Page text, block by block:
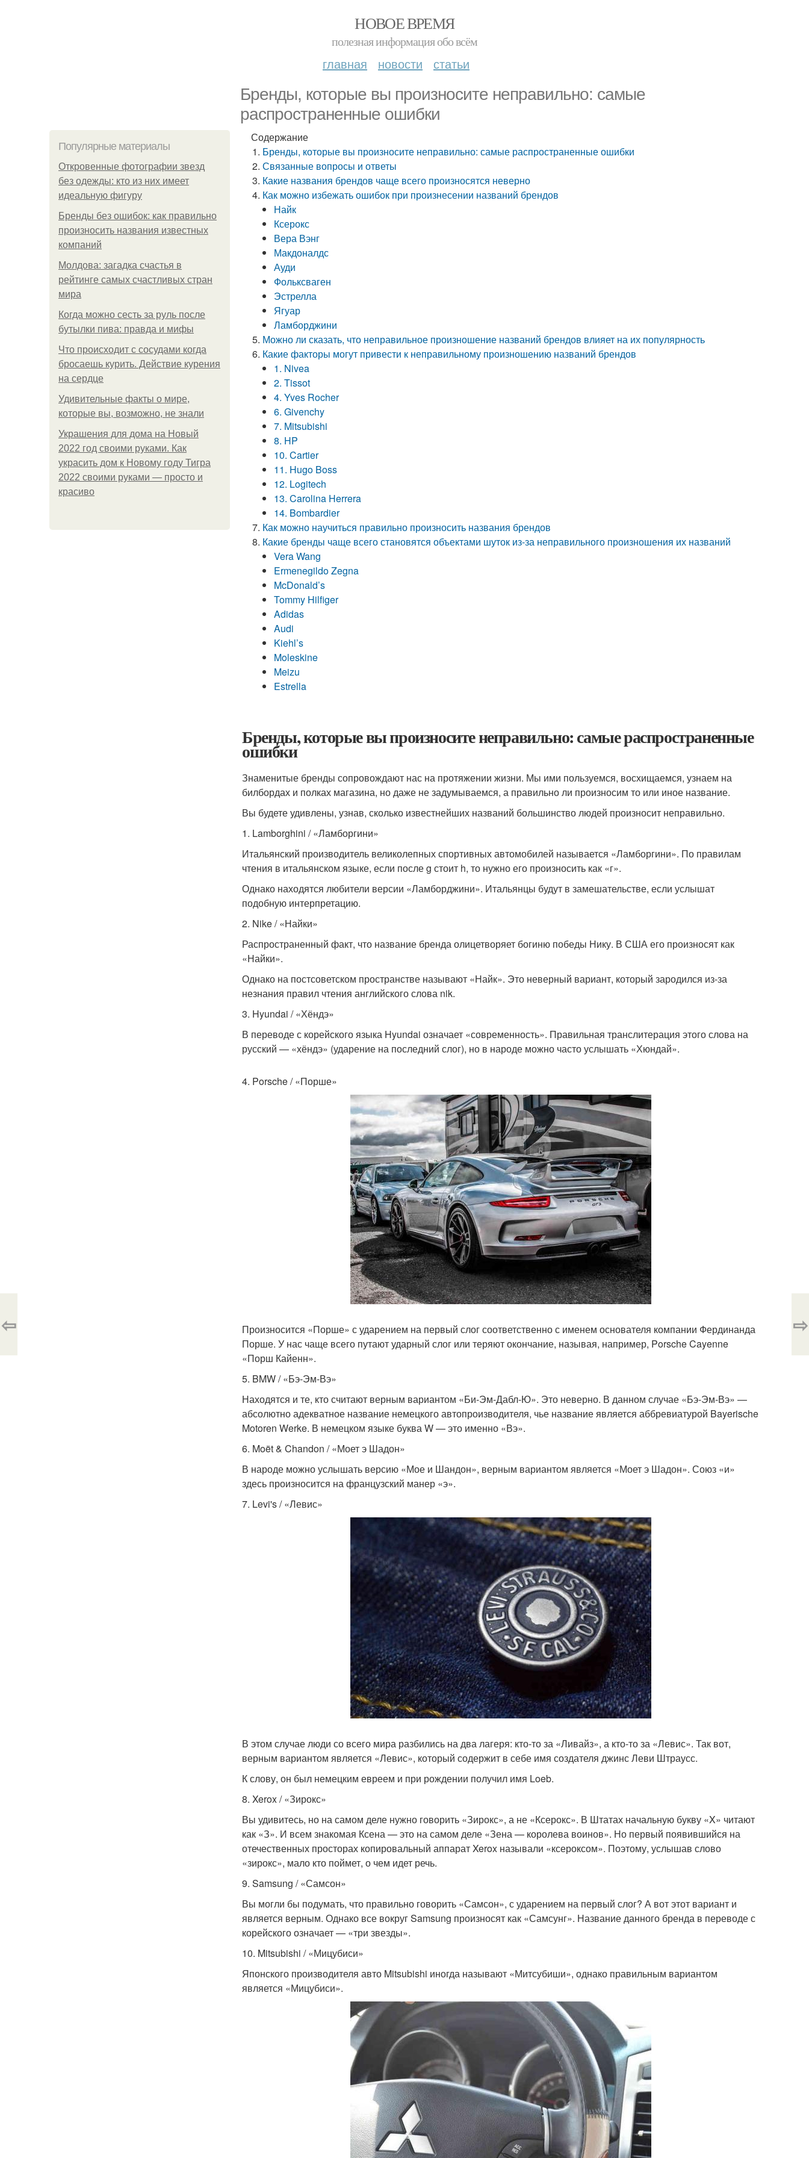
НОВОЕ ВРЕМЯ
полезная информация обо всём
главная новости статьи
Бренды, которые вы произносите неправильно: самые
распространенные ошибки
Популярные материалы
Откровенные фотографии звезд
без одежды: кто из них имеет
идеальную фигуру
Бренды без ошибок: как правильно
произносить названия известных
компаний
Молдова: загадка счастья в
рейтинге самых счастливых стран
мира
Когда можно сесть за руль после
бутылки пива: правда и мифы
Что происходит с сосудами когда
бросаешь курить. Действие курения
на сердце
Удивительные факты о мире,
которые вы, возможно, не знали
Украшения для дома на Новый
2022 год своими руками. Как
украсить дом к Новому году Тигра
2022 своими руками — просто и
красиво
Содержание
Бренды, которые вы произносите неправильно: самые распространенные ошибки
Связанные вопросы и ответы
Какие названия брендов чаще всего произносятся неверно
Как можно избежать ошибок при произнесении названий брендов
Найк
Ксерокс
Вера Вэнг
Макдоналдс
Ауди
Фольксваген
Эстрелла
Ягуар
Ламборджини
Можно ли сказать, что неправильное произношение названий брендов влияет на их популярность
Какие факторы могут привести к неправильному произношению названий брендов
1. Nivea
2. Tissot
4. Yves Rocher
6. Givenchy
7. Mitsubishi
8. HP
10. Cartier
11. Hugo Boss
12. Logitech
13. Carolina Herrera
14. Bombardier
Как можно научиться правильно произносить названия брендов
Какие бренды чаще всего становятся объектами шуток из-за неправильного произношения их названий
Vera Wang
Ermenegildo Zegna
McDonald’s
Tommy Hilfiger
Adidas
Audi
Kiehl’s
Moleskine
Meizu
Estrella
Бренды, которые вы произносите неправильно: самые распространенные
ошибки
Знаменитые бренды сопровождают нас на протяжении жизни. Мы ими пользуемся, восхищаемся, узнаем на
билбордах и полках магазина, но даже не задумываемся, а правильно ли произносим то или иное название.
Вы будете удивлены, узнав, сколько известнейших названий большинство людей произносит неправильно.
1. Lamborghini / «Ламборгини»
Итальянский производитель великолепных спортивных автомобилей называется «Ламборгини». По правилам
чтения в итальянском языке, если после g стоит h, то нужно его произносить как «г».
Однако находятся любители версии «Ламборджини». Итальянцы будут в замешательстве, если услышат
подобную интерпретацию.
2. Nike / «Найки»
Распространенный факт, что название бренда олицетворяет богиню победы Нику. В США его произносят как
«Найки».
Однако на постсоветском пространстве называют «Найк». Это неверный вариант, который зародился из-за
незнания правил чтения английского слова nik.
3. Hyundai / «Хёндэ»
В переводе с корейского языка Hyundai означает «современность». Правильная транслитерация этого слова на
русский — «хёндэ» (ударение на последний слог), но в народе можно часто услышать «Хюндай».
4. Porsche / «Порше»
Произносится «Порше» с ударением на первый слог соответственно с именем основателя компании Фердинанда
Порше. У нас чаще всего путают ударный слог или теряют окончание, называя, например, Porsche Cayenne
«Порш Кайенн».
5. BMW / «Бэ-Эм-Вэ»
Находятся и те, кто считают верным вариантом «Би-Эм-Дабл-Ю». Это неверно. В данном случае «Бэ-Эм-Вэ» —
абсолютно адекватное название немецкого автопроизводителя, чье название является аббревиатурой Bayerische
Motoren Werke. В немецком языке буква W — это именно «Вэ».
6. Moët & Chandon / «Моет э Шадон»
В народе можно услышать версию «Мое и Шандон», верным вариантом является «Моет э Шадон». Союз «и»
здесь произносится на французский манер «э».
7. Levi's / «Левис»
В этом случае люди со всего мира разбились на два лагеря: кто-то за «Ливайз», а кто-то за «Левис». Так вот,
верным вариантом является «Левис», который содержит в себе имя создателя джинс Леви Штраусс.
К слову, он был немецким евреем и при рождении получил имя Loeb.
8. Xerox / «Зирокс»
Вы удивитесь, но на самом деле нужно говорить «Зирокс», а не «Ксерокс». В Штатах начальную букву «X» читают
как «З». И всем знакомая Ксена — это на самом деле «Зена — королева воинов». Но первый появившийся на
отечественных просторах копировальный аппарат Xerox называли «ксероксом». Поэтому, услышав слово
«зирокс», мало кто поймет, о чем идет речь.
9. Samsung / «Самсон»
Вы могли бы подумать, что правильно говорить «Самсон», с ударением на первый слог? А вот этот вариант и
является верным. Однако все вокруг Samsung произносят как «Самсунг». Название данного бренда в переводе с
корейского означает — «три звезды».
10. Mitsubishi / «Мицубиси»
Японского производителя авто Mitsubishi иногда называют «Митсубиши», однако правильным вариантом
является «Мицубиси».
⇦ ⇨